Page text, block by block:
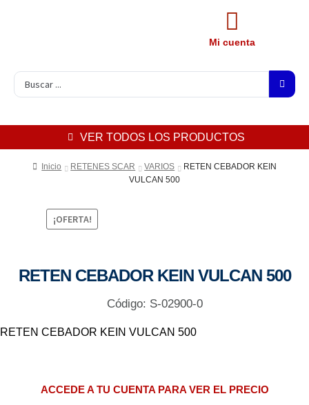
Mi cuenta
VER TODOS LOS PRODUCTOS
Inicio RETENES SCAR VARIOS
RETEN CEBADOR KEIN
VULCAN 500
¡OFERTA!
RETEN CEBADOR KEIN VULCAN 500
Código: S-02900-0
RETEN CEBADOR KEIN VULCAN 500
ACCEDE A TU CUENTA PARA VER EL PRECIO